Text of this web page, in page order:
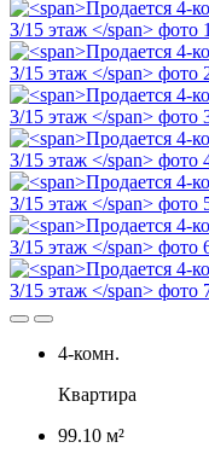
4-комн.
Квартира
99.10 м²